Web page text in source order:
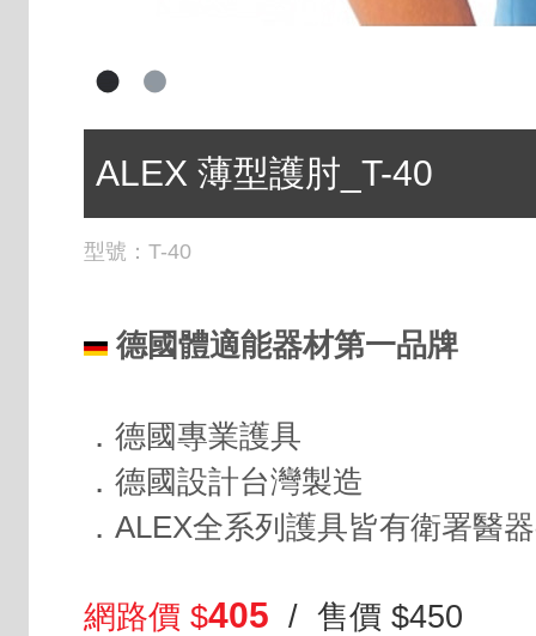
ALEX 薄型護肘_T-40
型號： T-40
德國體適能器材第一品牌
．德國專業護具
．德國設計台灣製造
．ALEX全系列護具皆有衛署醫
網路價 $405 / 售價 $450